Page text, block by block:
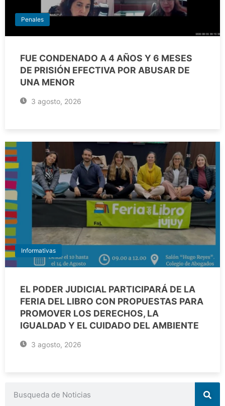
Penales
FUE CONDENADO A 4 AÑOS Y 6 MESES
DE PRISIÓN EFECTIVA POR ABUSAR DE
UNA MENOR
3 agosto, 2026
Informativas
EL PODER JUDICIAL PARTICIPARÁ DE LA
FERIA DEL LIBRO CON PROPUESTAS PARA
PROMOVER LOS DERECHOS, LA
IGUALDAD Y EL CUIDADO DEL AMBIENTE
3 agosto, 2026